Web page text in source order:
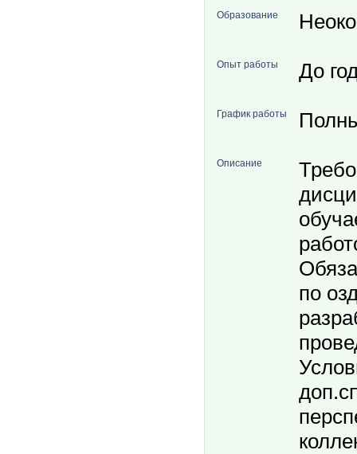
Образование
Опыт работы До
График работы
Описание
по